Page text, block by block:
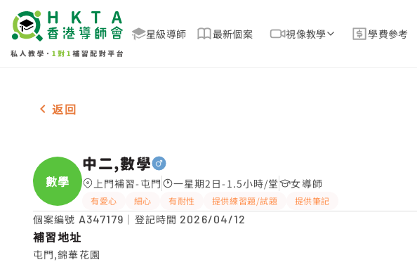
星級導師 最新個案 視像教學 學費參考
男-1名 中二,數學，屯門 補習推介
返回
數學
中二,數學
上門補習-屯門 一星期2日-1.5小時/堂 女導師
有愛心 細心 有耐性 提供練習題/試題 提供筆記
個案編號 A347179 ｜登記時間 2026/04/12
補習地址
屯門,錦華花園